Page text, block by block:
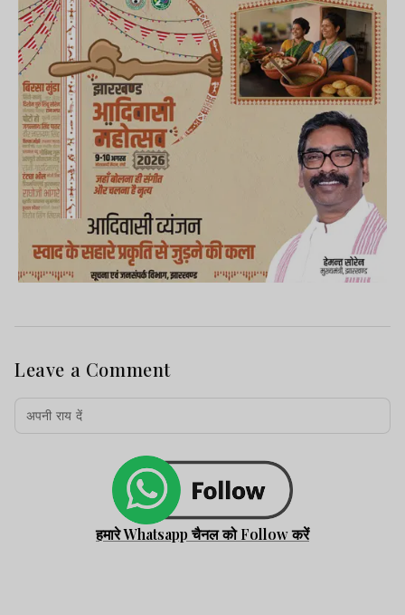
Leave a Comment
हमारे Whatsapp चैनल को Follow करें